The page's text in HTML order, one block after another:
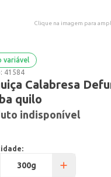
Clique na imagem para
variável
41584
Calabresa
quilo
indisponível